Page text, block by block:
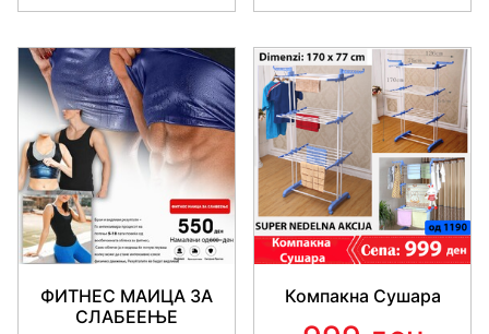
ФИТНЕС МАИЦА ЗА
СЛАБЕЕЊЕ
Компакна Сушара